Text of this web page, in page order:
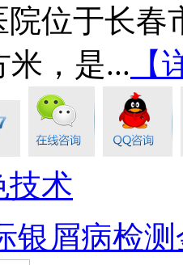
位于长春
米，是... 【
技术
银屑病检